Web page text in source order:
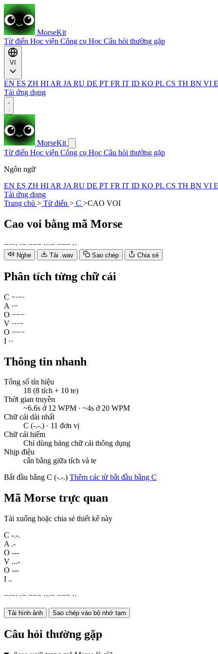
MorseKit
Từ điển Học viện Công cụ Học Câu hỏi thường gặp
EN ES ZH HI AR JA RU DE PT FR IT ID KO PL CS TH BN VI
Tải ứng dụng
MorseKit
Từ điển Học viện Công cụ Học Câu hỏi thường gặp
Ngôn ngữ
EN ES ZH HI AR JA RU DE PT FR IT ID KO PL CS TH BN VI
Tải ứng dụng
Trang chủ > Từ điển > C >CAO VOI
Cao voi bằng mã Morse
−·−· ·− −−− ···− −−− ··
Nghe Tải .wav Sao chép Chia sẻ
Phân tích từng chữ cái
C −·−·
A ·−
O −−−
V ···−
O −−−
I ··
Thông tin nhanh
Tổng số tín hiệu
18 (8 tích + 10 te)
Thời gian truyền
~6.6s ở 12 WPM · ~4s ở 20 WPM
Chữ cái dài nhất
C (-.-.) · 11 đơn vị
Chữ cái hiếm
Chỉ dùng bảng chữ cái thông dụng
Nhịp điệu
cân bằng giữa tích và te
Bắt đầu bằng C (-.-.) Thêm các từ bắt đầu bằng C
Mã Morse trực quan
Tải xuống hoặc chia sẻ thiết kế này
C -.-.
A .-
O ---
V ...-
O ---
I ..
−·−· ·− −−− ···− −−− ··
Tải hình ảnh Sao chép vào bộ nhớ tạm
Câu hỏi thường gặp